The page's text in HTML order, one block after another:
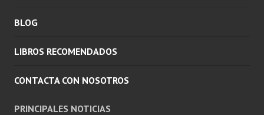
BLOG
LIBROS RECOMENDADOS
CONTACTA CON NOSOTROS
PRINCIPALES NOTICIAS